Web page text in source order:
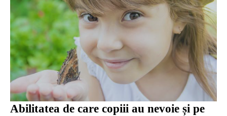
Abilitatea de care copiii au nevoie și pe